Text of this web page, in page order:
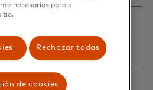
través de un operador
+1-312-843-5214
+1-312-843-5215
necesarias para el
Rechazar todas
de cookies